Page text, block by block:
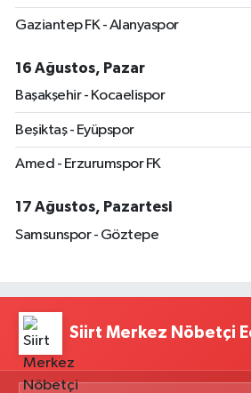
Gaziantep FK - Alanyaspor
16 Ağustos, Pazar
Başakşehir - Kocaelispor
Beşiktaş - Eyüpspor
Amed - Erzurumspor FK
17 Ağustos, Pazartesi
Samsunspor - Göztepe
Siirt Merkez Nöbetçi